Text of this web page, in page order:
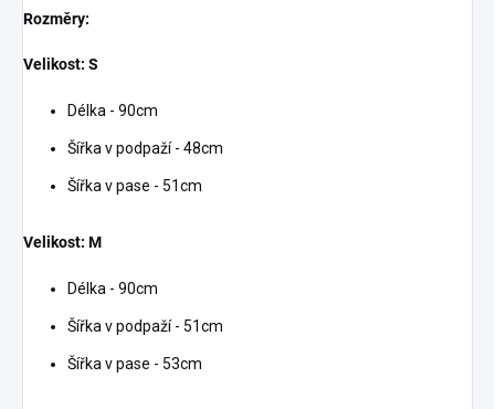
Rozměry:
Velikost: S
Délka - 90cm
Šířka v podpaží - 48cm
Šířka v pase - 51cm
Velikost: M
Délka - 90cm
Šířka v podpaží - 51cm
Šířka v pase - 53cm